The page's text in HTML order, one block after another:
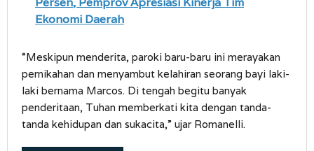
Ekonomi Daerah
“Meskipun menderita, paroki baru-baru ini merayakan
pernikahan dan menyambut kelahiran seorang bayi laki-
laki bernama Marcos. Di tengah begitu banyak
penderitaan, Tuhan memberkati kita dengan tanda-
tanda kehidupan dan sukacita,” ujar Romanelli.